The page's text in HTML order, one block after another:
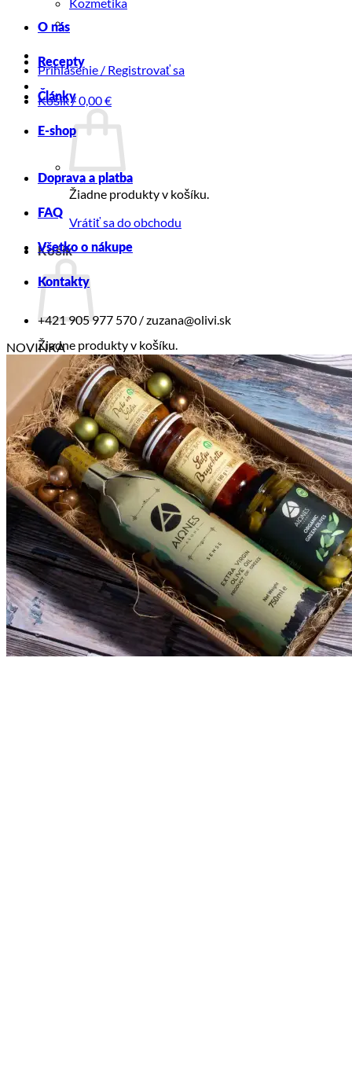
Prihlásenie / Registrovať sa
Košík /0,00€
Žiadne produkty v košíku.
Vrátiť sa do obchodu
Košík
Žiadne produkty v košíku.
Vrátiť sa do obchodu
O nás
Recepty
Články
E-shop
Doprava a platba
FAQ
Všetko o nákupe
Kontakty
+421 905 977 570 / zuzana@olivi.sk
NOVINKA